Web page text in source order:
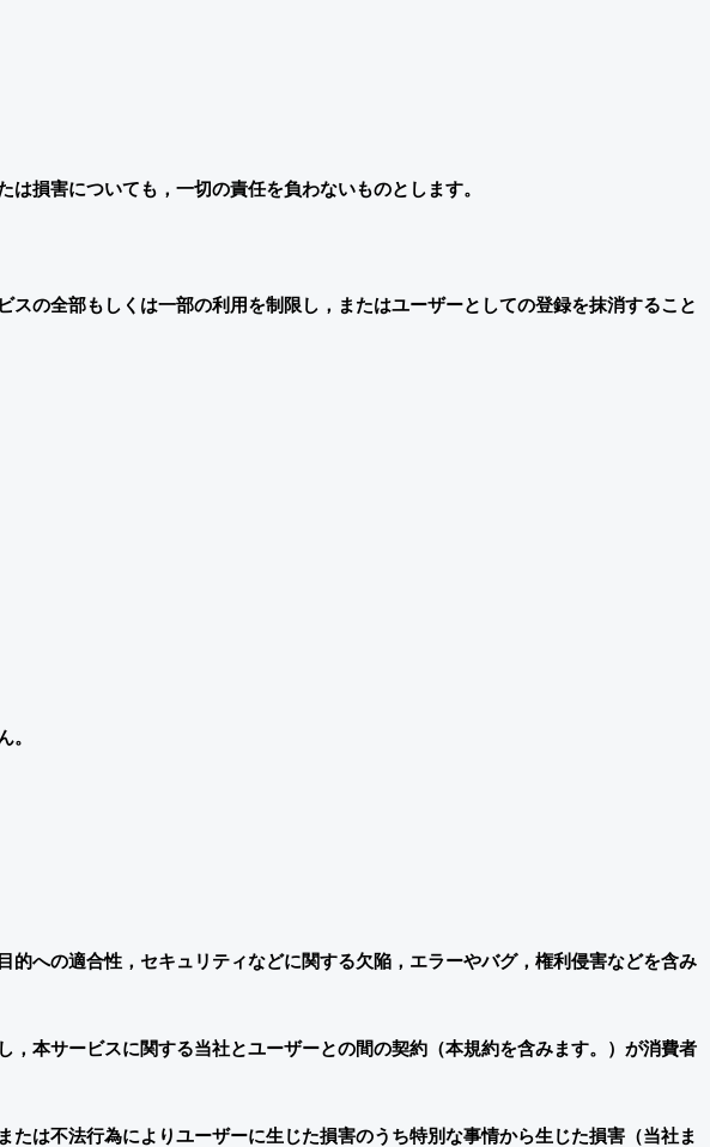
損害についても，一切の責任を負わないものとします。
の全部もしくは一部の利用を制限し，またはユーザーとしての登録を抹消すること
。
への適合性，セキュリティなどに関する欠陥，エラーやバグ，権利侵害などを含み
本サービスに関する当社とユーザーとの間の契約（本規約を含みます。）が消費者
は不法行為によりユーザーに生じた損害のうち特別な事情から生じた損害（当社ま